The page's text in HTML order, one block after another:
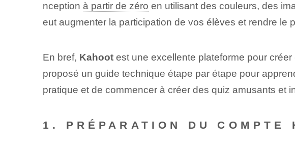
nception à partir de zéro en utilisant des couleurs, des
eut augmenter la participation de vos élèves et rendre le
En bref, Kahoot⁤est une excellente plateforme pour
proposé un guide technique étape par étape pour
pratique et de commencer à créer des quiz amusants et
1. PRÉPARATION DU COMPTE